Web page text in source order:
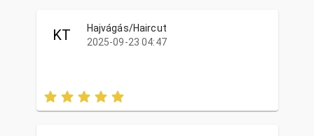
KT
Hajvágás/Haircut
2025-09-23 04:47